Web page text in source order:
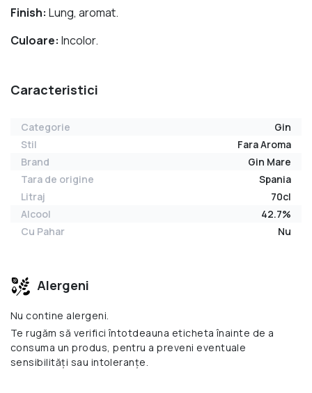
Finish: Lung, aromat.
Culoare: Incolor.
Caracteristici
Categorie
Gin
Stil
Fara Aroma
Brand
Gin Mare
Tara de origine
Spania
Litraj
70cl
Alcool
42.7%
Cu Pahar
Nu
Alergeni
Nu contine alergeni.
Te rugăm să verifici întotdeauna eticheta înainte de a
consuma un produs, pentru a preveni eventuale
sensibilități sau intoleranțe.